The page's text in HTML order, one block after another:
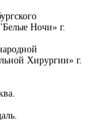
Ночи» г.
Хирургии» г.